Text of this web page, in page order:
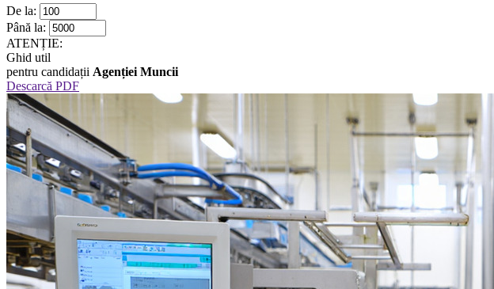
De la:
Până la:
ATENȚIE:
Ghid util
pentru candidații Agenției Muncii
Descarcă PDF